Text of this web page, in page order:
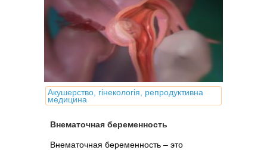
Акушерство, гінекологія, репродуктивна
медицина
Внематочная беременность
Внематочная беременность – это